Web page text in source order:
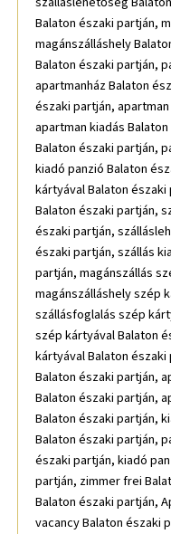
Balaton északi partján,
magánszálláshely
Balaton északi partján,
apartmanház Balaton
északi partján,
apartman kiadás
Balaton északi partján,
kiadó panzió Balaton
kártyával Balaton
Balaton északi partján,
északi partján,
északi partján, szállás
partján, magánszállás
magánszálláshely szép
szállásfoglalás szép
szép kártyával Balaton
kártyával Balaton
Balaton északi partján,
Balaton északi partján,
Balaton északi partján,
Balaton északi partján,
északi partján, kiadó
partján, zimmer frei
Balaton északi partján,
vacancy Balaton északi